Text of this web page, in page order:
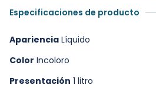
Especificaciones de producto
Apariencia Líquido
Color Incoloro
Presentación 1 litro